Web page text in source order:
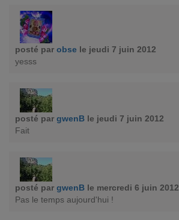
posté par obse le jeudi 7 juin 2012
yesss
posté par gwenB le jeudi 7 juin 2012
Fait
posté par gwenB le mercredi 6 juin 2012
Pas le temps aujourd'hui !